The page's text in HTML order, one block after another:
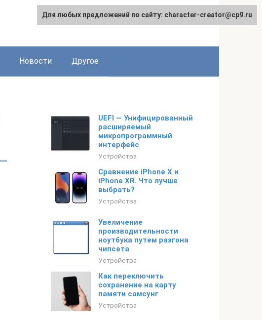
Новости Другое
UEFI — Унифицированный
расширяемый
микропрограммный
интерфейс
Устройства
Сравнение iPhone X и
iPhone XR. Что лучше
выбрать?
Устройства
Увеличение
производительности
ноутбука путем разгона
чипсета
Устройства
Как переключить
сохранение на карту
памяти самсунг
Устройства
Для любых предложений по сайту: character-creator@cp9.ru